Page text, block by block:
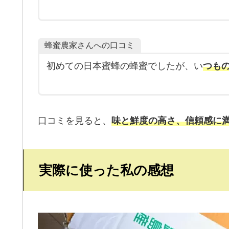
蜂蜜農家さんへの口コミ
初めての日本蜜蜂の蜂蜜でしたが、いつも
口コミを見ると、 味と鮮度の高さ、信頼感に
実際に使った私の感想